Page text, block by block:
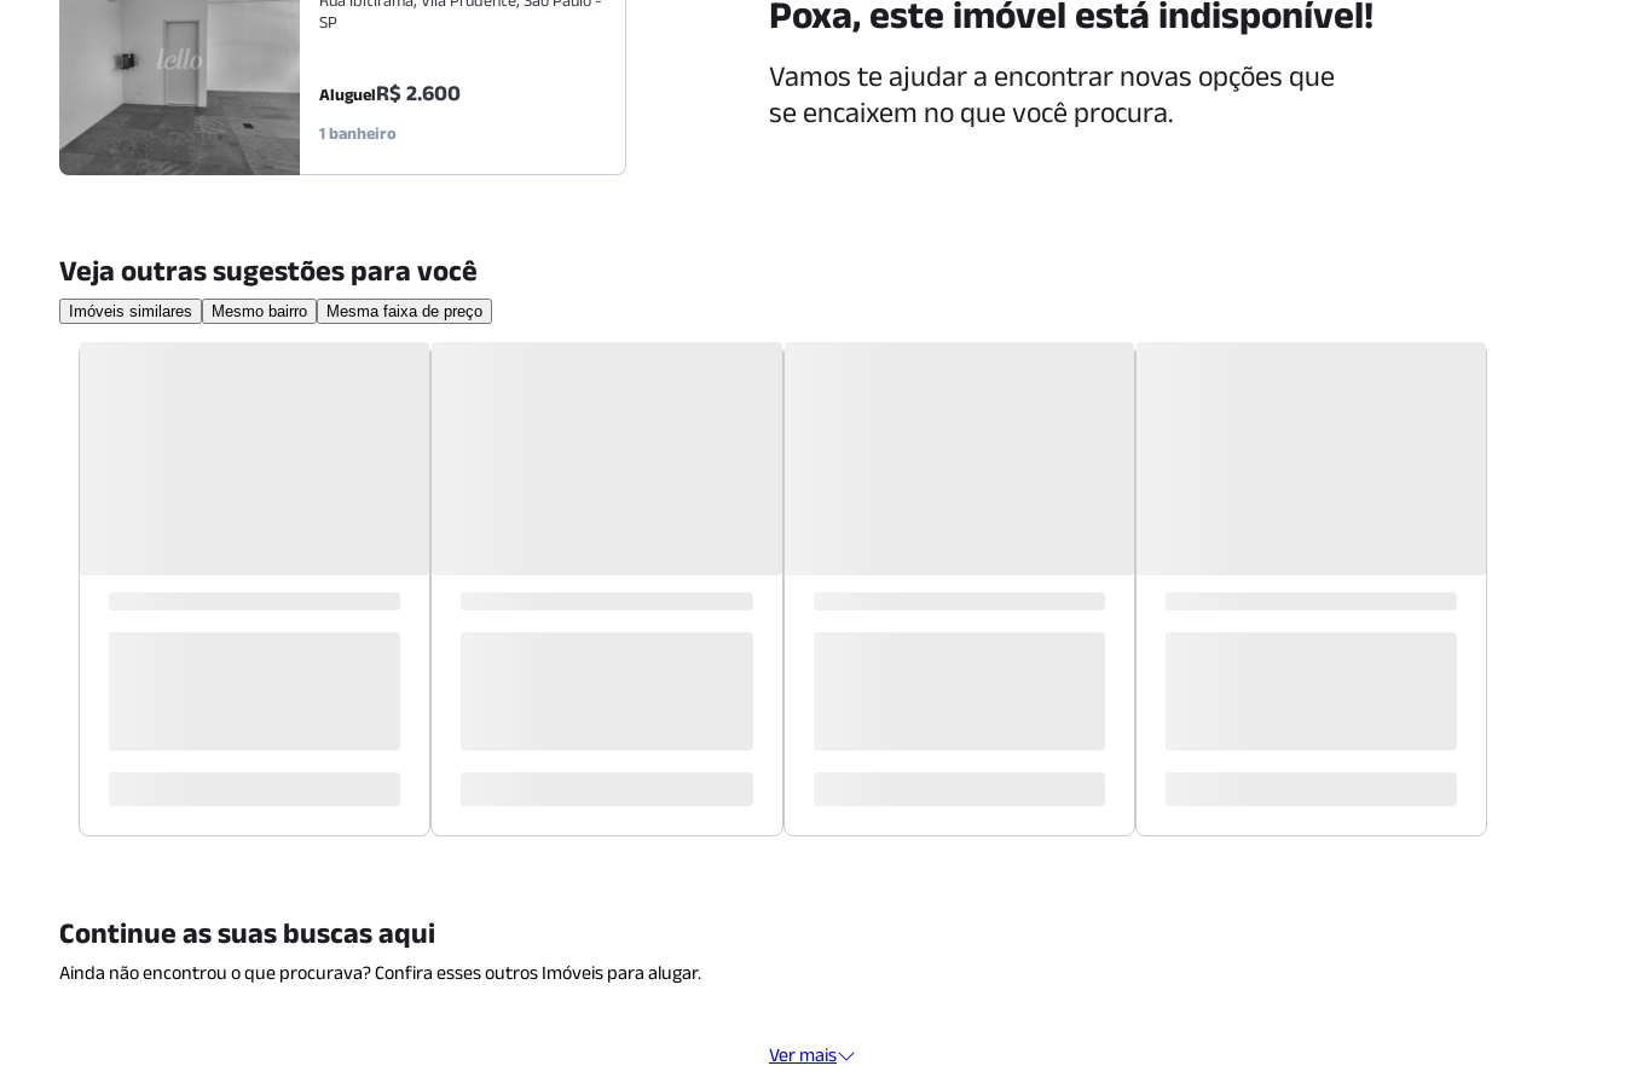
SP
AluguelR$ 2.600
1 banheiro
Poxa, este imóvel está indisponível!
Vamos te ajudar a encontrar novas opções que
se encaixem no que você procura.
Veja outras sugestões para você
Imóveis similares Mesmo bairro Mesma faixa de preço
Continue as suas buscas aqui
Ainda não encontrou o que procurava? Confira esses outros Imóveis para alugar.
Ver mais